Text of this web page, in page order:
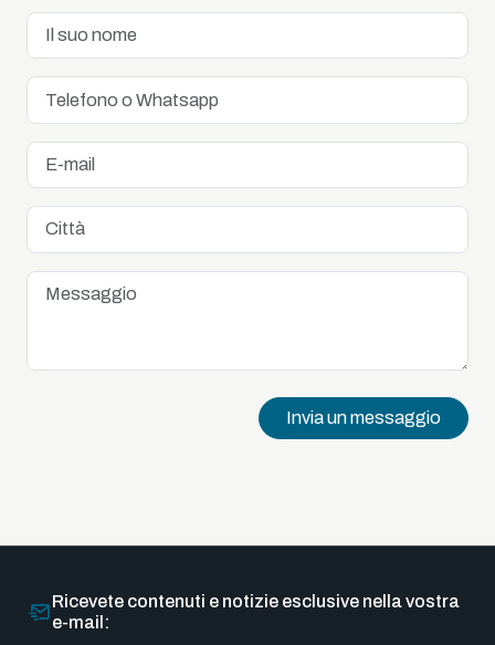
Invia un messaggio
Ricevete contenuti e notizie esclusive nella vostra
e-mail: